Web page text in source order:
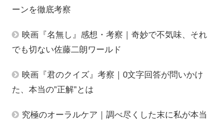
ーンを徹底考察
映画『名無し』感想・考察｜奇妙で不気味、それ
でも切ない佐藤二朗ワールド
映画『君のクイズ』考察｜0文字回答が問いかけ
た、本当の”正解”とは
究極のオーラルケア｜調べ尽くした末に私が本当